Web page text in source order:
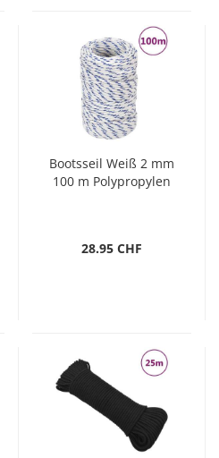
Bootsseil Weiß 2 mm
100 m Polypropylen
28.95 CHF